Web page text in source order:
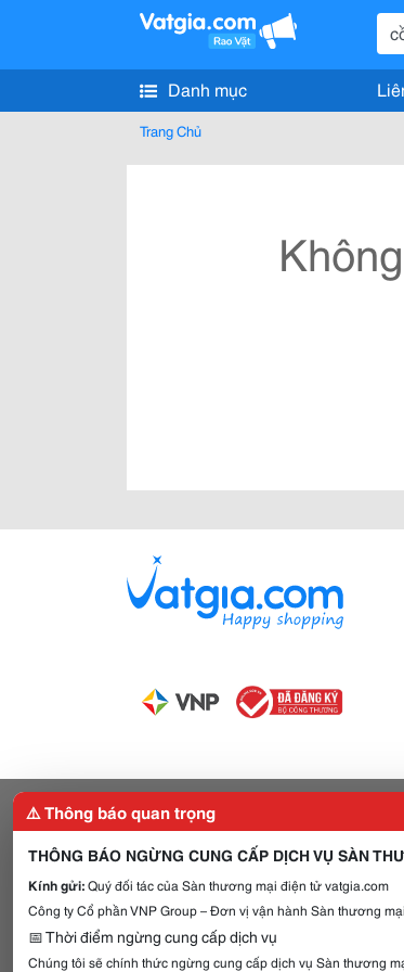
Danh mục
Trang Chủ
⚠️ Thông báo quan trọng
THÔNG BÁO NGỪNG CUNG CẤP DỊCH VỤ SÀN
Kính gửi:Quý đối tác của Sàn thương mại điện tử vatgia.com
Công ty Cổ phần VNP Group – Đơn vị vận hành Sàn thương
📅 Thời điểm ngừng cung cấp dịch vụ
Chúng tôi sẽ chính thức ngừng cung cấp dịch vụ Sàn thương